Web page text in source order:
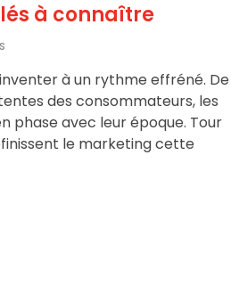
à connaître
à un rythme effréné. De
des consommateurs, les
phase avec leur époque. Tour
le marketing cette